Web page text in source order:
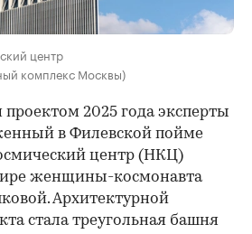
центр
комплекс Москвы)
2025 года эксперты
в Филевской пойме
центр (НКЦ)
женщины-космонавта
Архитектурной
стала треугольная башня